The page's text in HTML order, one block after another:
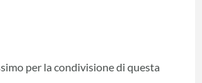
per la condivisione di questa